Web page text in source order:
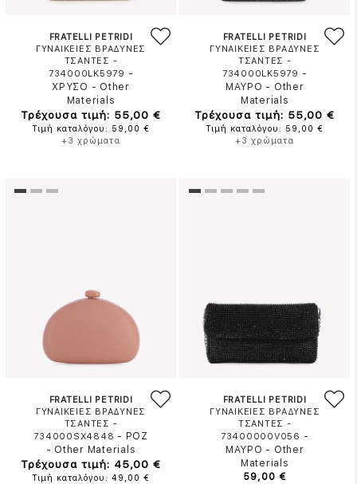
FRATELLI PETRIDI
ΓΥΝΑΙΚΕΙΕΣ ΒΡΑΔΥΝΕΣ
ΤΣΑΝΤΕΣ -
734000LK5979 -
ΧΡΥΣΟ - Other
Materials
Τρέχουσα τιμή: 55,00 €
Τιμή καταλόγου: 59,00 €
+3 χρώματα
FRATELLI PETRIDI
ΓΥΝΑΙΚΕΙΕΣ ΒΡΑΔΥΝΕΣ
ΤΣΑΝΤΕΣ -
734000LK5979 -
ΜΑΥΡΟ - Other
Materials
Τρέχουσα τιμή: 55,00 €
Τιμή καταλόγου: 59,00 €
+3 χρώματα
FRATELLI PETRIDI
ΓΥΝΑΙΚΕΙΕΣ ΒΡΑΔΥΝΕΣ
ΤΣΑΝΤΕΣ -
734000SX4848 - ΡΟΖ
- Other Materials
Τρέχουσα τιμή: 45,00 €
Τιμή καταλόγου: 49,00 €
FRATELLI PETRIDI
ΓΥΝΑΙΚΕΙΕΣ ΒΡΑΔΥΝΕΣ
ΤΣΑΝΤΕΣ -
73400000V056 -
ΜΑΥΡΟ - Other
Materials
59,00 €